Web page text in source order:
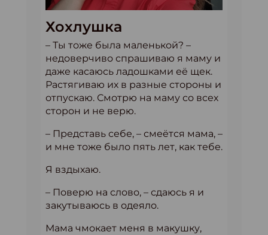
Хохлушка
– Ты тоже была маленькой? –
недоверчиво спрашиваю я маму и
даже касаюсь ладошками её щек.
Растягиваю их в разные стороны и
отпускаю. Смотрю на маму со всех
сторон и не верю.
– Представь себе, – смеётся мама, –
и мне тоже было пять лет, как тебе.
Я вздыхаю.
– Поверю на слово, – сдаюсь я и
закутываюсь в одеяло.
Мама чмокает меня в макушку,